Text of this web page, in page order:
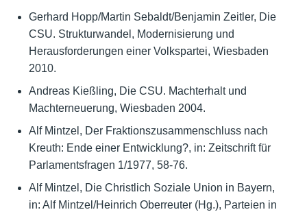
Gerhard Hopp/Martin Sebaldt/Benjamin Zeitler, Die
CSU. Strukturwandel, Modernisierung und
Herausforderungen einer Volkspartei, Wiesbaden
2010.
Andreas Kießling, Die CSU. Machterhalt und
Machterneuerung, Wiesbaden 2004.
Alf Mintzel, Der Fraktionszusammenschluss nach
Kreuth: Ende einer Entwicklung?, in: Zeitschrift für
Parlamentsfragen 1/1977, 58-76.
Alf Mintzel, Die Christlich Soziale Union in Bayern,
in: Alf Mintzel/Heinrich Oberreuter (Hg.), Parteien in